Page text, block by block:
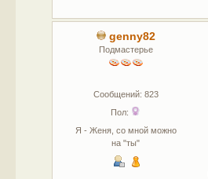
genny82
Подмастерье
Сообщений: 823
Пол:
Я - Женя, со мной можно
на "ты"